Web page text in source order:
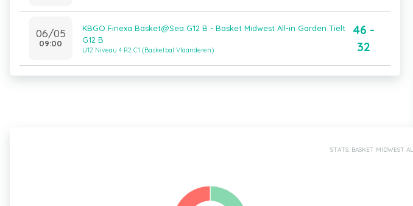
06/05
09:00
KBGO Finexa Basket@Sea G12 B - Basket Midwest All-in Garden Tielt
G12 B
U12 Niveau 4 R2 C1 (Basketbal Vlaanderen)
46 -
32
STATS: BASKET MIDWEST